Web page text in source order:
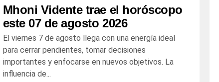
Mhoni Vidente trae el horóscopo
este 07 de agosto 2026
El viernes 7 de agosto llega con una energía ideal
para cerrar pendientes, tomar decisiones
importantes y enfocarse en nuevos objetivos. La
influencia de...